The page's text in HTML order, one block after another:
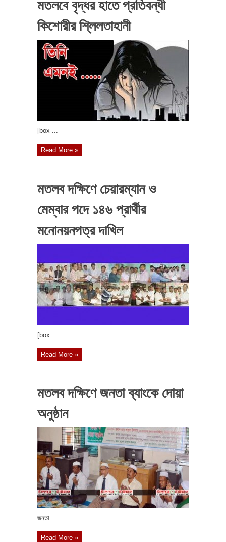
কিশোরীর শ্লিলতাহানী
[box ...
Read More »
মতলব দক্ষিণে চেয়ারম্যান ও
মেম্বার পদে ১৪৬ প্রার্থীর
মনোনয়নপত্র দাখিল
[box ...
Read More »
মতলব দক্ষিণে জনতা ব্যাংকে দোয়া
অনুষ্ঠান
জনতা ...
Read More »